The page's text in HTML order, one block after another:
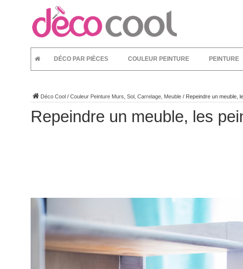
DÉCO PAR PIÈCES COULEUR PEINTURE PEINTURE
Déco Cool / Couleur Peinture Murs, Sol, Carrelage, Meuble / Repeindre un meuble,
Repeindre un meuble, les